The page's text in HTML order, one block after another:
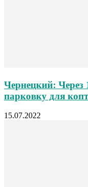
Чернецкий: Через
парковку для
15.07.2022